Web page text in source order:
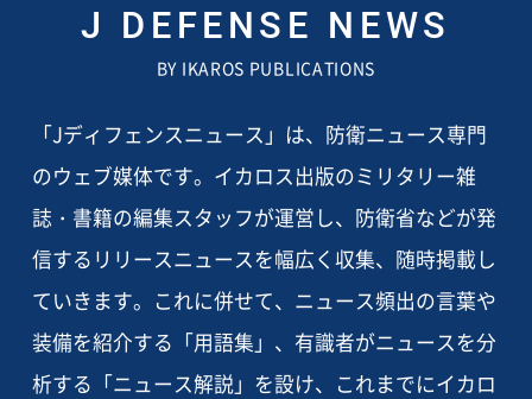
J DEFENSE NEWS
BY IKAROS PUBLICATIONS
「Jディフェンスニュース」は、防衛ニュース専門
のウェブ媒体です。イカロス出版のミリタリー雑
誌・書籍の編集スタッフが運営し、防衛省などが発
信するリリースニュースを幅広く収集、随時掲載し
ていきます。これに併せて、ニュース頻出の言葉や
装備を紹介する「用語集」、有識者がニュースを分
析する「ニュース解説」を設け、これまでにイカロ